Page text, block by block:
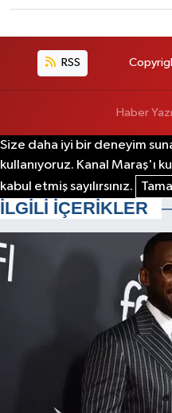
RSS
Haber
Size daha iyi bir deneyim
kullanıyoruz. Kanal Maraş'ı
kabul etmiş sayılırsınız.